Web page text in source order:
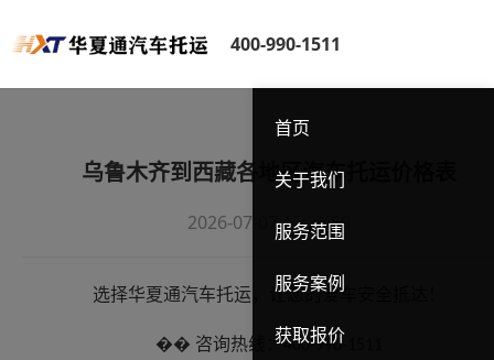
400-990-1511
首页
关于我们
服务范围
服务案例
获取报价
乌鲁木齐到西藏各地区汽车托运价格表
2026-07-07 17:21:59
选择华夏通汽车托运，让您的爱车安全抵达！
�� 咨询热线：400-990-1511